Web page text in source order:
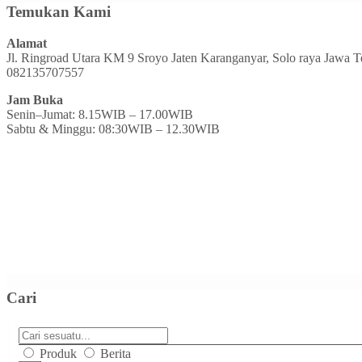
Temukan Kami
Alamat
Jl. Ringroad Utara KM 9 Sroyo Jaten Karanganyar, Solo raya Jawa
082135707557
Jam Buka
Senin–Jumat: 8.15WIB – 17.00WIB
Sabtu & Minggu: 08:30WIB – 12.30WIB
Cari
Produk Berita